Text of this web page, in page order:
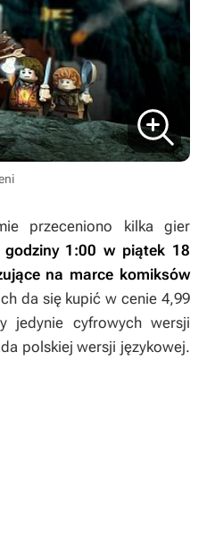
przeceniono kilka gier
godziny 1:00 w piątek 18
na marce komiksów
da się kupić w cenie 4,99
jedynie cyfrowych wersji
polskiej wersji językowej.